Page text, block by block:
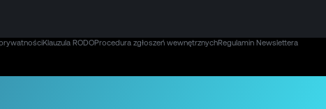
Klauzula RODOProcedura zgłoszeń wewnętrznychRegulamin Newslettera